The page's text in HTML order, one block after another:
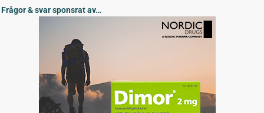
Frågor & svar sponsrat av…